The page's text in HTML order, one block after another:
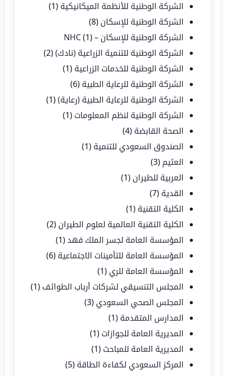
الشركة الوطنية للأنظمة الميكانيكية (1)
الشركة الوطنية للإسكان (8)
الشركة الوطنية للإسكان – NHC(1)
الشركة الوطنية للتنمية الزراعية (نادك)(2)
الشركة الوطنية للخدمات الزراعية (1)
الشركة الوطنية للرعاية الطبية (6)
الشركة الوطنية للرعاية الطبية (رعاية)(1)
الشركة الوطنية لنظم المعلومات (1)
الصحة القابضة (4)
الصندوق السعودي للتنمية (1)
العثيم (3)
العربية للطيران (1)
القدية (7)
الكلية التقنية (1)
الكلية التقنية العالمية لعلوم الطيران (2)
المؤسسة العامة لجسر الملك فهد(1)
المؤسسة العامة للتأمينات الاجتماعية (6)
المؤسسة العامة للري (1)
المجلس التنسيقي لشركات أرباب الطوائف (1)
المجلس الصحي السعودي (3)
المدارس المتقدمة (1)
المديرية العامة للجوازات (1)
المديرية العامة للمباحث (1)
المركز السعودي لكفاءة الطاقة (5)